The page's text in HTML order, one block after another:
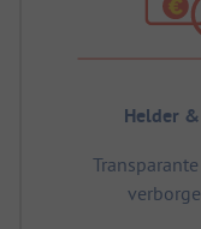
Helder